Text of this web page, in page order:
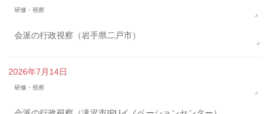
研修・視察
会派の行政視察（岩手県二戸市）
2026年7月14日
研修・視察